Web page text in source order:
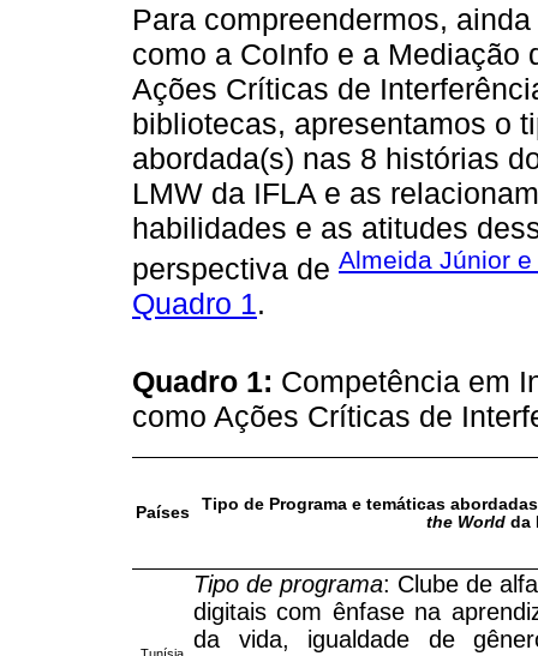
Para compreendermos,
como a CoInfo e a Mediação
Ações Críticas de
bibliotecas, apresentamos o
abordada(s) nas 8 histórias
LMW da IFLA e as
habilidades e as atitudes
perspectiva de Almeida Júnior
Quadro 1.
Quadro 1: Competência em
como Ações Críticas de
Países
Tipo de Programa e temáticas
the World da
Tunísia
Tipo de programa: Clube de
digitais com ênfase na
da vida, igualdade de